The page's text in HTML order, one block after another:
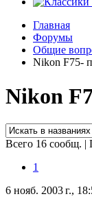
Главная
Форумы
Общие
Nikon F75-
Nikon
Всего 16 сообщ. |
1
6 нояб. 2003 г.,